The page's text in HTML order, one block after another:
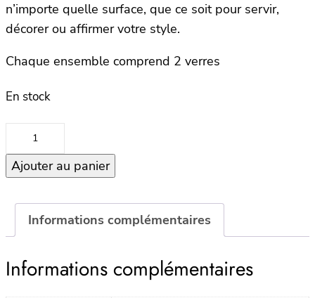
n’importe quelle surface, que ce soit pour servir,
décorer ou affirmer votre style.
Chaque ensemble comprend 2 verres
En stock
quantité
Set
Verres
SWIRL
Petit
Ajouter au panier
Informations complémentaires
Informations complémentaires